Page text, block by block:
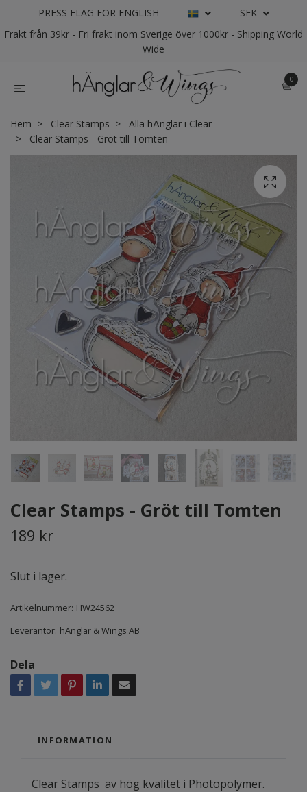
PRESS FLAG FOR ENGLISH
SEK
Frakt från 39kr - Fri frakt inom Sverige över 1000kr - Shipping World
Wide
0
Hem Clear Stamps
Alla hÄnglar i Clear
Clear Stamps - Gröt till Tomten
Clear Stamps - Gröt till Tomten
189 kr
Slut i lager.
Artikelnummer: HW24562
Leverantör: hÄnglar & Wings AB
Dela
INFORMATION
Clear Stamps av hög kvalitet i Photopolymer.